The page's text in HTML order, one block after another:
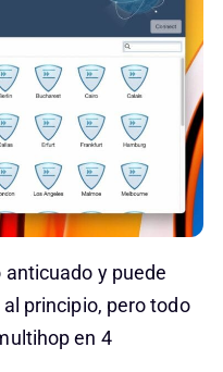
anticuado y puede
principio, pero todo
en 4